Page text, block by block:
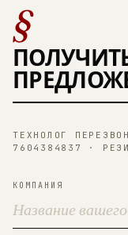
§
ТЕХНОЛОГ
7604384837 ·
КОМПАНИЯ